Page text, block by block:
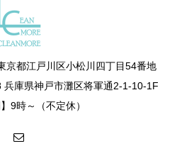
京都江戸川区小松川四丁目54番地
兵庫県神戸市灘区将軍通2-1-10-1F
9時～（不定休）